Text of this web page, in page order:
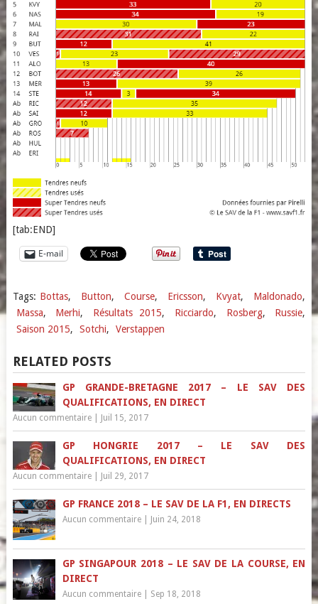
[tab:END]
E-mail
Tags: Bottas, Button, Course, Ericsson, Kvyat, Maldonado,
Massa, Merhi, Résultats 2015, Ricciardo, Rosberg, Russie,
Saison 2015, Sotchi, Verstappen
RELATED POSTS
GP GRANDE-BRETAGNE 2017 – LE SAV DES
QUALIFICATIONS, EN DIRECT
Aucun commentaire| Juil 15, 2017
GP HONGRIE 2017 – LE SAV DES
QUALIFICATIONS, EN DIRECT
Aucun commentaire| Juil 29, 2017
GP FRANCE 2018 – LE SAV DE LA F1, EN DIRECTS
Aucun commentaire| Juin 24, 2018
GP SINGAPOUR 2018 – LE SAV DE LA COURSE, EN
DIRECT
Aucun commentaire| Sep 18, 2018